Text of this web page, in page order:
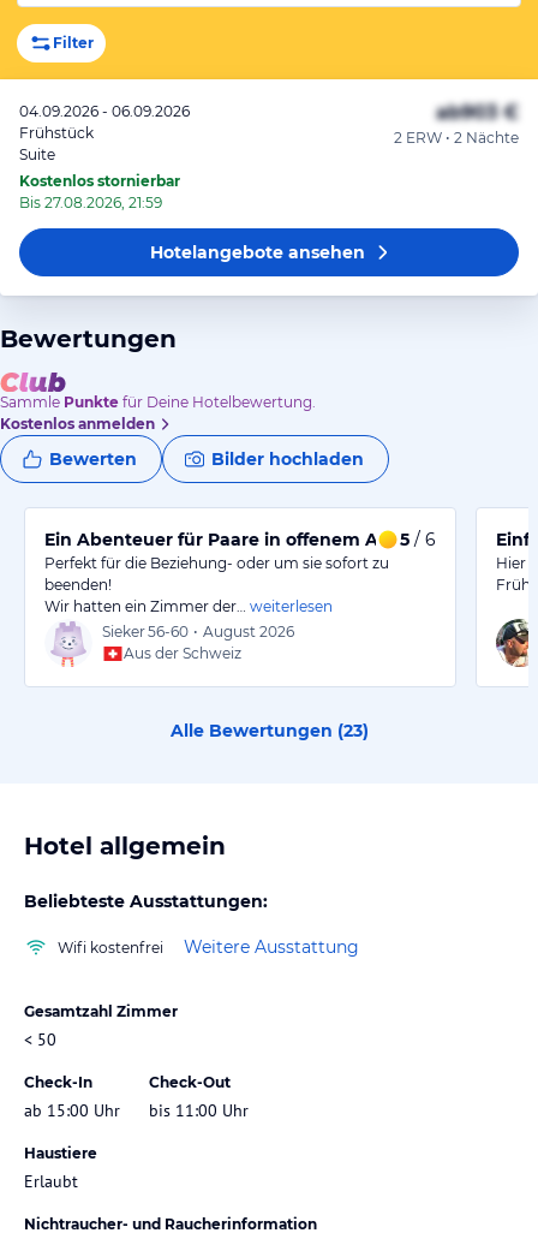
Filter
04.09.2026 - 06.09.2026
Frühstück
Suite
Kostenlos stornierbar
Bis 27.08.2026, 21:59
ab903 €
2 ERW • 2 Nächte
Hotelangeboteansehen
Bewertungen
Sammle Punkte für Deine Hotelbewertung.
Kostenlos anmelden
Bewerten Bilder hochladen
Ein Abenteuer für Paare in offenem Ambiente
5 / 6
Perfekt für die Beziehung- oder um sie sofort zu
beenden!
Wir hatten ein Zimmer der…
weiterlesen
Sieker56-60 • August 2026
Aus der Schweiz
Hier
Alle Bewertungen (23)
Hotel allgemein
Beliebteste Ausstattungen:
Wifi kostenfrei Weitere Ausstattung
Gesamtzahl Zimmer
< 50
Check-In
ab 15:00 Uhr
Check-Out
bis 11:00 Uhr
Haustiere
Erlaubt
Nichtraucher- und Raucherinformation